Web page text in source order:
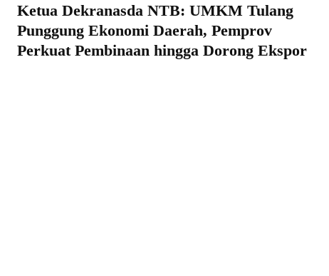
Ketua Dekranasda NTB: UMKM Tulang
Punggung Ekonomi Daerah, Pemprov
Perkuat Pembinaan hingga Dorong Ekspor